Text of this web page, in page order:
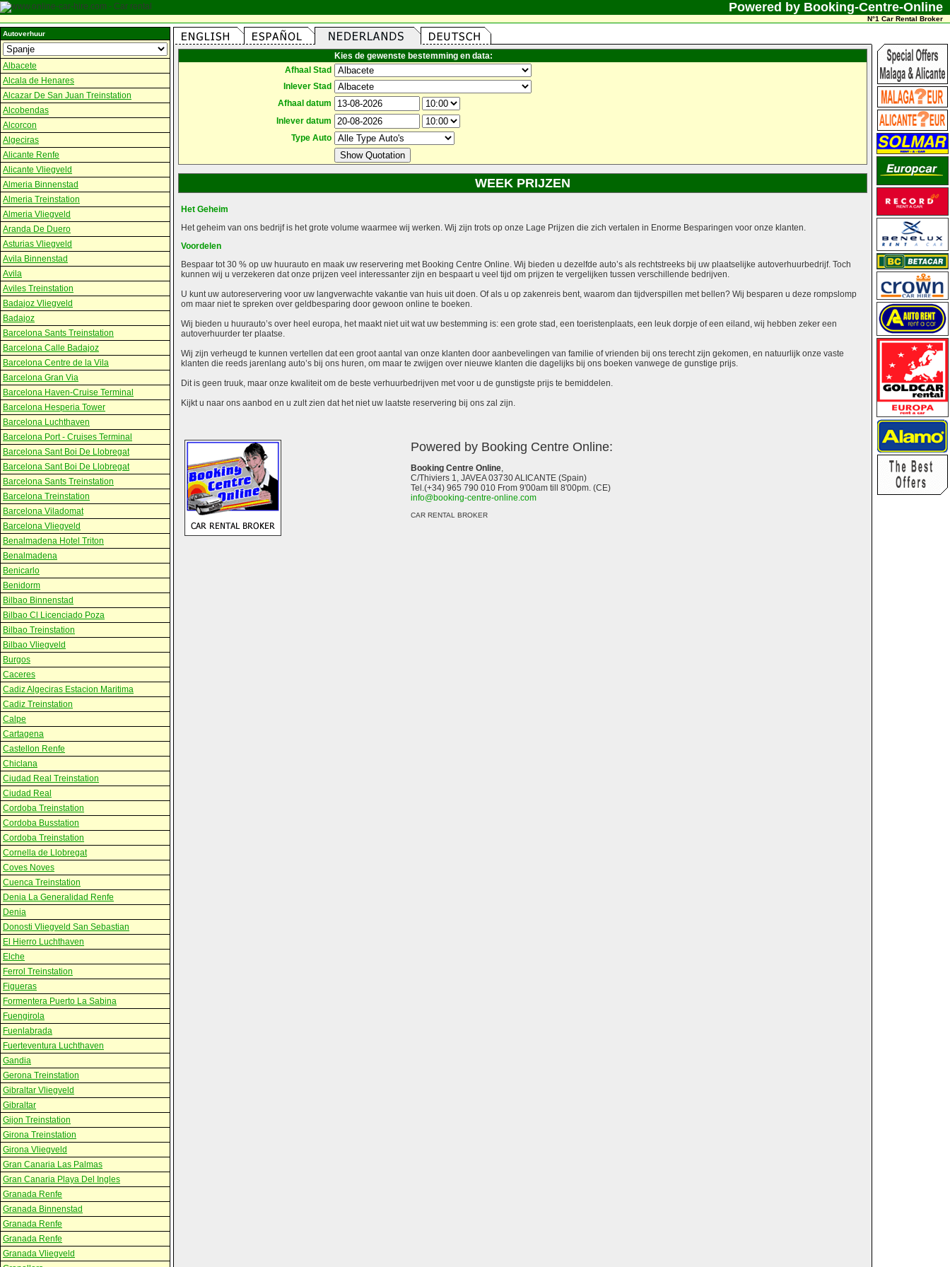
Powered by Booking-Centre-Online
N°1 Car Rental Broker
Autoverhuur
Albacete
Alcala de Henares
Alcazar De San Juan Treinstation
Alcobendas
Alcorcon
Algeciras
Alicante Renfe
Alicante Vliegveld
Almeria Binnenstad
Almeria Treinstation
Almeria Vliegveld
Aranda De Duero
Asturias Vliegveld
Avila Binnenstad
Avila
Aviles Treinstation
Badajoz Vliegveld
Badajoz
Barcelona Sants Treinstation
Barcelona Calle Badajoz
Barcelona Centre de la Vila
Barcelona Gran Via
Barcelona Haven-Cruise Terminal
Barcelona Hesperia Tower
Barcelona Luchthaven
Barcelona Port - Cruises Terminal
Barcelona Sant Boi De Llobregat
Barcelona Sant Boi De Llobregat
Barcelona Sants Treinstation
Barcelona Treinstation
Barcelona Viladomat
Barcelona Vliegveld
Benalmadena Hotel Triton
Benalmadena
Benicarlo
Benidorm
Bilbao Binnenstad
Bilbao Cl Licenciado Poza
Bilbao Treinstation
Bilbao Vliegveld
Burgos
Caceres
Cadiz Algeciras Estacion Maritima
Cadiz Treinstation
Calpe
Cartagena
Castellon Renfe
Chiclana
Ciudad Real Treinstation
Ciudad Real
Cordoba Treinstation
Cordoba Busstation
Cordoba Treinstation
Cornella de Llobregat
Coves Noves
Cuenca Treinstation
Denia La Generalidad Renfe
Denia
Donosti Vliegveld San Sebastian
El Hierro Luchthaven
Elche
Ferrol Treinstation
Figueras
Formentera Puerto La Sabina
Fuengirola
Fuenlabrada
Fuerteventura Luchthaven
Gandia
Gerona Treinstation
Gibraltar Vliegveld
Gibraltar
Gijon Treinstation
Girona Treinstation
Girona Vliegveld
Gran Canaria Las Palmas
Gran Canaria Playa Del Ingles
Granada Renfe
Granada Binnenstad
Granada Renfe
Granada Renfe
Granada Vliegveld
Kies de gewenste bestemming en data:
Afhaal Stad
Inlever Stad
Afhaal datum
Inlever datum
Type Auto
WEEK PRIJZEN
Het Geheim
Het geheim van ons bedrijf is het grote volume waarmee wij werken. Wij zijn trots op onze Lage Prijzen die zich vertalen in Enorme Besparingen voor onze klanten.
Voordelen
Bespaar tot 30 % op uw huurauto en maak uw reservering met Booking Centre Online. Wij bieden u dezelfde auto’s als rechtstreeks bij uw plaatselijke autoverhuurbedrijf. Toch
kunnen wij u verzekeren dat onze prijzen veel interessanter zijn en bespaart u veel tijd om prijzen te vergelijken tussen verschillende bedrijven.
U kunt uw autoreservering voor uw langverwachte vakantie van huis uit doen. Of als u op zakenreis bent, waarom dan tijdverspillen met bellen? Wij besparen u deze rompslomp
om maar niet te spreken over geldbesparing door gewoon online te boeken.
Wij bieden u huurauto’s over heel europa, het maakt niet uit wat uw bestemming is: een grote stad, een toeristenplaats, een leuk dorpje of een eiland, wij hebben zeker een
autoverhuurder ter plaatse.
Wij zijn verheugd te kunnen vertellen dat een groot aantal van onze klanten door aanbevelingen van familie of vrienden bij ons terecht zijn gekomen, en natuurlijk onze vaste
klanten die reeds jarenlang auto’s bij ons huren, om maar te zwijgen over nieuwe klanten die dagelijks bij ons boeken vanwege de gunstige prijs.
Dit is geen truuk, maar onze kwaliteit om de beste verhuurbedrijven met voor u de gunstigste prijs te bemiddelen.
Kijkt u naar ons aanbod en u zult zien dat het niet uw laatste reservering bij ons zal zijn.
Powered by Booking Centre Online:
Booking Centre Online,
C/Thiviers 1, JAVEA 03730 ALICANTE (Spain)
Tel.(+34) 965 790 010 From 9'00am till 8'00pm. (CE)
info@booking-centre-online.com
CAR RENTAL BROKER